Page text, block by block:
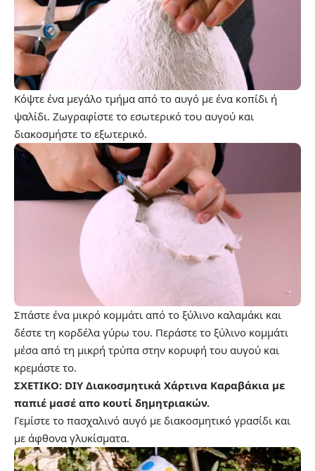
Κόψτε ένα μεγάλο τμήμα από το αυγό με ένα κοπίδι ή
ψαλίδι. Ζωγραφίστε το εσωτερικό του αυγού και
διακοσμήστε το εξωτερικό.
Σπάστε ένα μικρό κομμάτι από το ξύλινο καλαμάκι και
δέστε τη κορδέλα γύρω του. Περάστε το ξύλινο κομμάτι
μέσα από τη μικρή τρύπα στην κορυφή του αυγού και
κρεμάστε το.
ΣΧΕΤΙΚΟ: DIY Διακοσμητικά Χάρτινα Καραβάκια με
παπιέ μασέ απο κουτί δημητριακών.
Γεμίστε το πασχαλινό αυγό με διακοσμητικό γρασίδι και
με άφθονα γλυκίσματα.